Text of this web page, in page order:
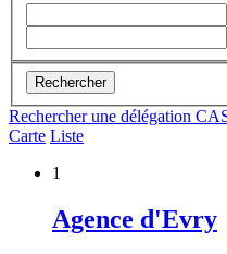
Rechercher
Rechercher une délégation
Carte Liste
1
Agence d'Evry